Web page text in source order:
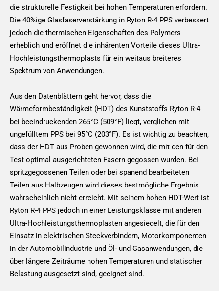
die strukturelle Festigkeit bei hohen Temperaturen erfordern.
Die 40%ige Glasfaserverstärkung in Ryton R-4 PPS verbessert
jedoch die thermischen Eigenschaften des Polymers
erheblich und eröffnet die inhärenten Vorteile dieses Ultra-
Hochleistungsthermoplasts für ein weitaus breiteres
Spektrum von Anwendungen.
Aus den Datenblättern geht hervor, dass die
Wärmeformbeständigkeit (HDT) des Kunststoffs Ryton R-4
bei beeindruckenden 265°C (509°F) liegt, verglichen mit
ungefülltem PPS bei 95°C (203°F). Es ist wichtig zu beachten,
dass der HDT aus Proben gewonnen wird, die mit den für den
Test optimal ausgerichteten Fasern gegossen wurden. Bei
spritzgegossenen Teilen oder bei spanend bearbeiteten
Teilen aus Halbzeugen wird dieses bestmögliche Ergebnis
wahrscheinlich nicht erreicht. Mit seinem hohen HDT-Wert ist
Ryton R-4 PPS jedoch in einer Leistungsklasse mit anderen
Ultra-Hochleistungsthermoplasten angesiedelt, die für den
Einsatz in elektrischen Steckverbindern, Motorkomponenten
in der Automobilindustrie und Öl- und Gasanwendungen, die
über längere Zeiträume hohen Temperaturen und statischer
Belastung ausgesetzt sind, geeignet sind.